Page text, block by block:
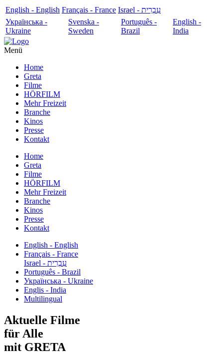
English - English Français - France
עִבְרִית - Israel
Українська -
Ukraine
Svenska -
Sweden
Português -
Brazil
English -
India
Menü
Home
Greta
Filme
HÖRFILM
Mehr Freizeit
Branche
Kinos
Presse
Kontakt
Home
Greta
Filme
HÖRFILM
Mehr Freizeit
Branche
Kinos
Presse
Kontakt
English - English
Français - France
עִבְרִית - Israel
Português - Brazil
Українська - Ukraine
Englis - India
Multilingual
Aktuelle Filme
für Alle
mit GRETA